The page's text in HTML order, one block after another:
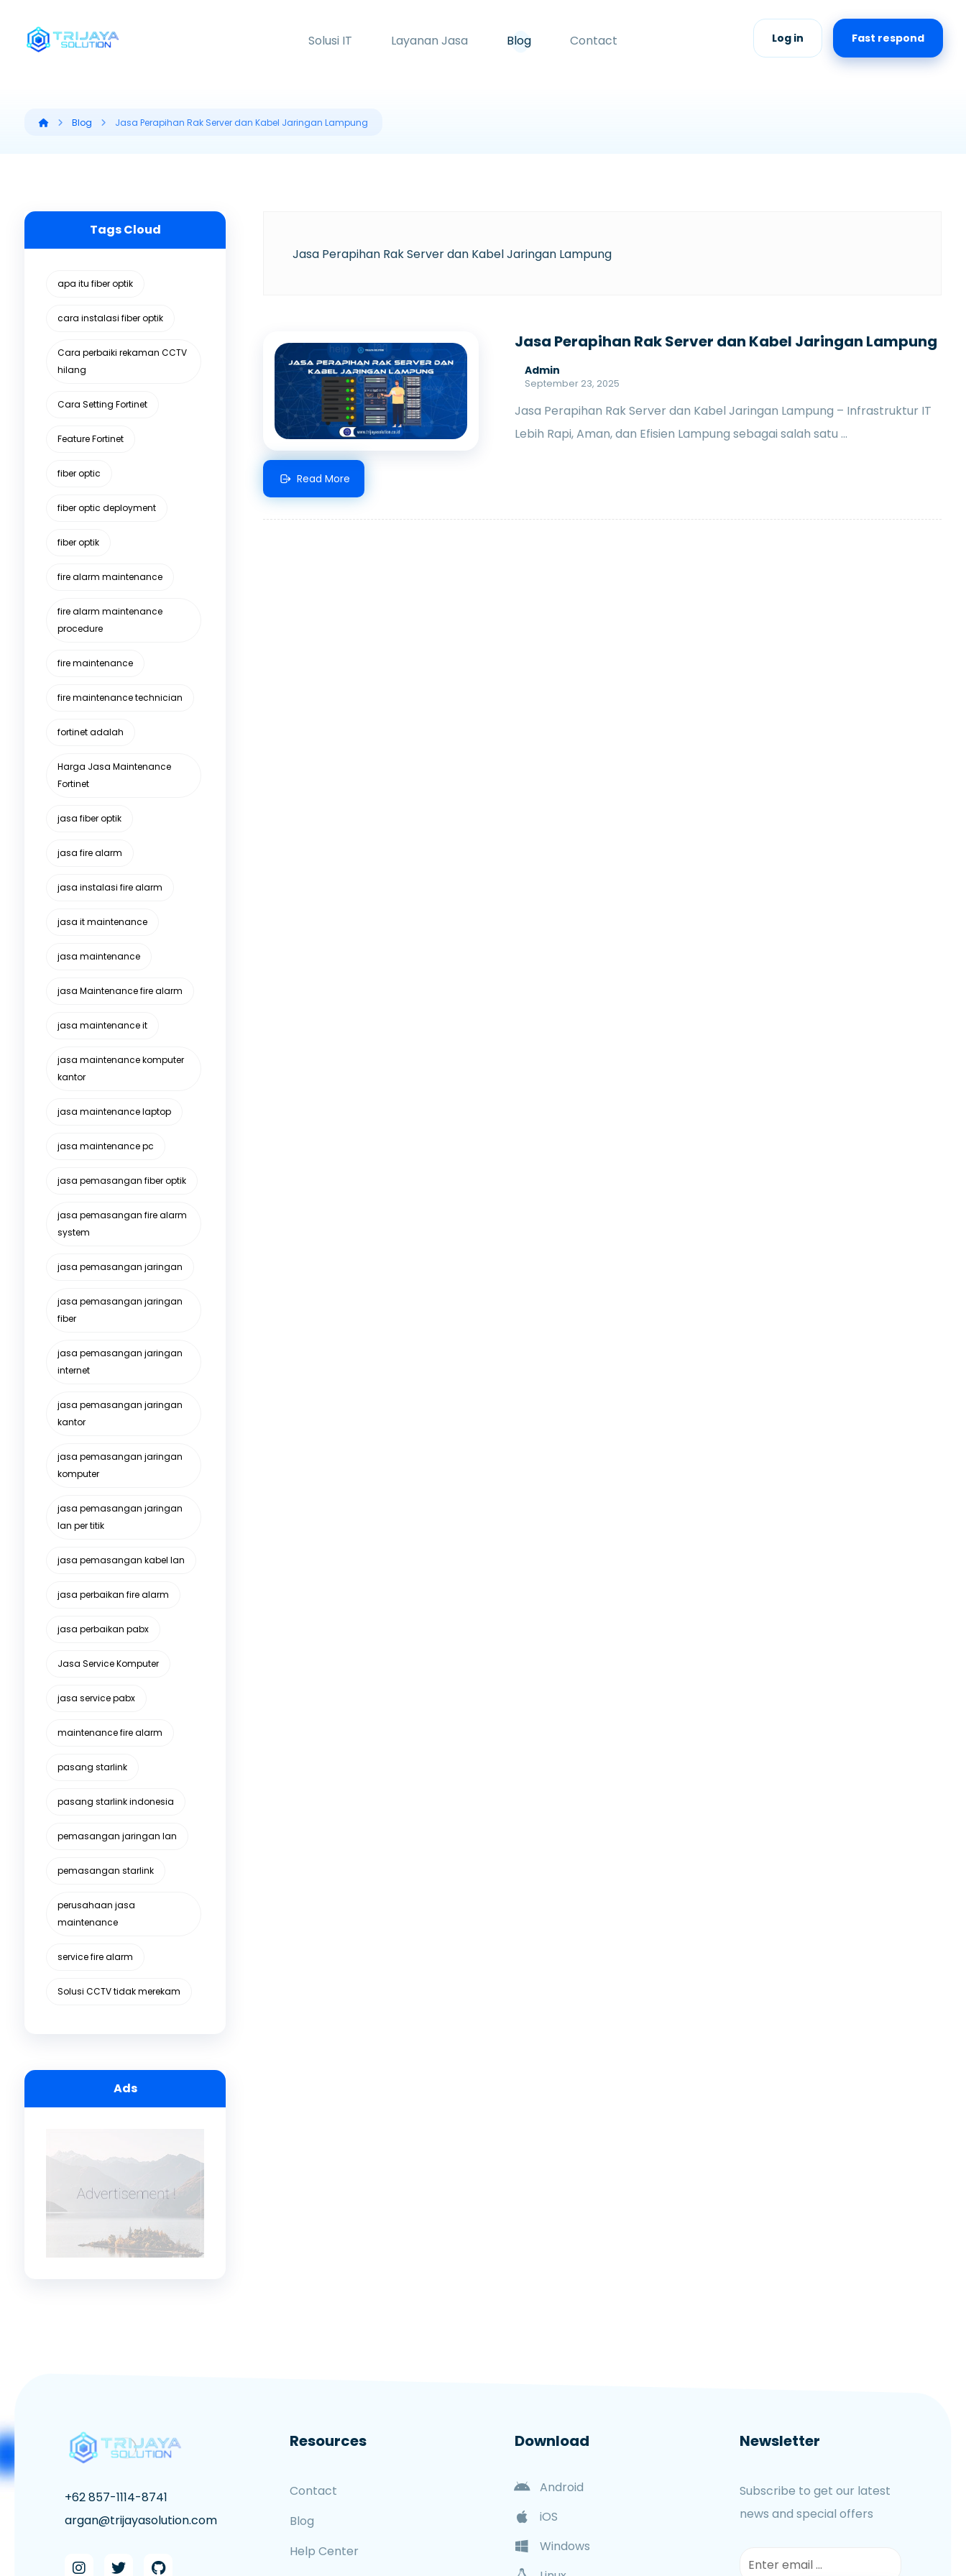
Solusi IT Layanan Jasa Blog Contact Fast respond
Log in
Blog Jasa Perapihan Rak Server dan Kabel Jaringan Lampung
Jasa Perapihan Rak Server dan Kabel Jaringan Lampung
Jasa Perapihan Rak Server dan Kabel Jaringan Lampung
Admin
September 23, 2025
Jasa Perapihan Rak Server dan Kabel Jaringan Lampung – Infrastruktur IT
Lebih Rapi, Aman, dan Efisien Lampung sebagai salah satu ...
Read More
Tags Cloud
apa itu fiber optik
cara instalasi fiber optik
Cara perbaiki rekaman CCTV
hilang
Cara Setting Fortinet
Feature Fortinet
fiber optic
fiber optic deployment
fiber optik
fire alarm maintenance
fire alarm maintenance
procedure
fire maintenance
fire maintenance technician
fortinet adalah
Harga Jasa Maintenance
Fortinet
jasa fiber optik
jasa fire alarm
jasa instalasi fire alarm
jasa it maintenance
jasa maintenance
jasa Maintenance fire alarm
jasa maintenance it
jasa maintenance komputer
kantor
jasa maintenance laptop
jasa maintenance pc
jasa pemasangan fiber optik
jasa pemasangan fire alarm
system
jasa pemasangan jaringan
jasa pemasangan jaringan
fiber
jasa pemasangan jaringan
internet
jasa pemasangan jaringan
kantor
jasa pemasangan jaringan
komputer
jasa pemasangan jaringan
lan per titik
jasa pemasangan kabel lan
jasa perbaikan fire alarm
jasa perbaikan pabx
Jasa Service Komputer
jasa service pabx
maintenance fire alarm
pasang starlink
pasang starlink indonesia
pemasangan jaringan lan
pemasangan starlink
perusahaan jasa
maintenance
service fire alarm
Solusi CCTV tidak merekam
Ads
+62 857-1114-8741
argan@trijayasolution.com
Resources
Contact
Blog
Help Center
Download
Android
iOS
Windows
Newsletter
Subscribe to get our latest
news and special offers